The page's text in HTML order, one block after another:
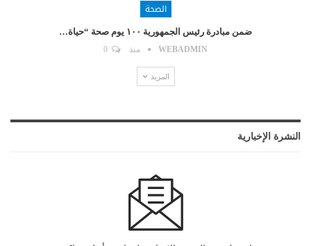
الصحة
ضمن مبادرة رئيس الجمهورية ١٠٠ يوم صحة “حياة…
WEBADMIN منذ
المزيد
النشرة الإخبارية